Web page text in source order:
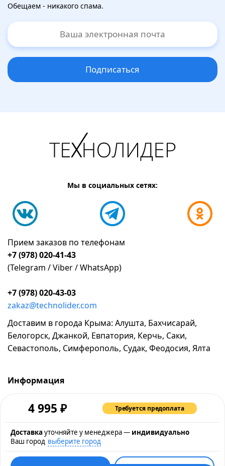
4 995₽ Требуется предоплата
Доставка уточняйте у менеджера — индивидуально
Ваш город выберите город
Обещаем - никакого спама.
Подписаться
Мы в социальных сетях:
Прием заказов по телефонам
+7 (978) 020-41-43
(Telegram / Viber / WhatsApp)
+7 (978) 020-43-03
zakaz@technolider.com
Доставим в города Крыма: Алушта, Бахчисарай,
Белогорск, Джанкой, Евпатория, Керчь, Саки,
Севастополь, Симферополь, Судак, Феодосия, Ялта
Информация
о компании
промокоды и акции
рассрочка и кредит
контакты